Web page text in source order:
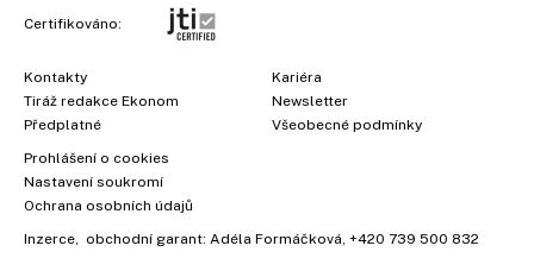
Certifikováno:
Kontakty
Tiráž redakce Ekonom
Předplatné
Kariéra
Newsletter
Všeobecné podmínky
Prohlášení o cookies
Nastavení soukromí
Ochrana osobních údajů
Inzerce, obchodní garant: Adéla Formáčková, +420 739 500 832